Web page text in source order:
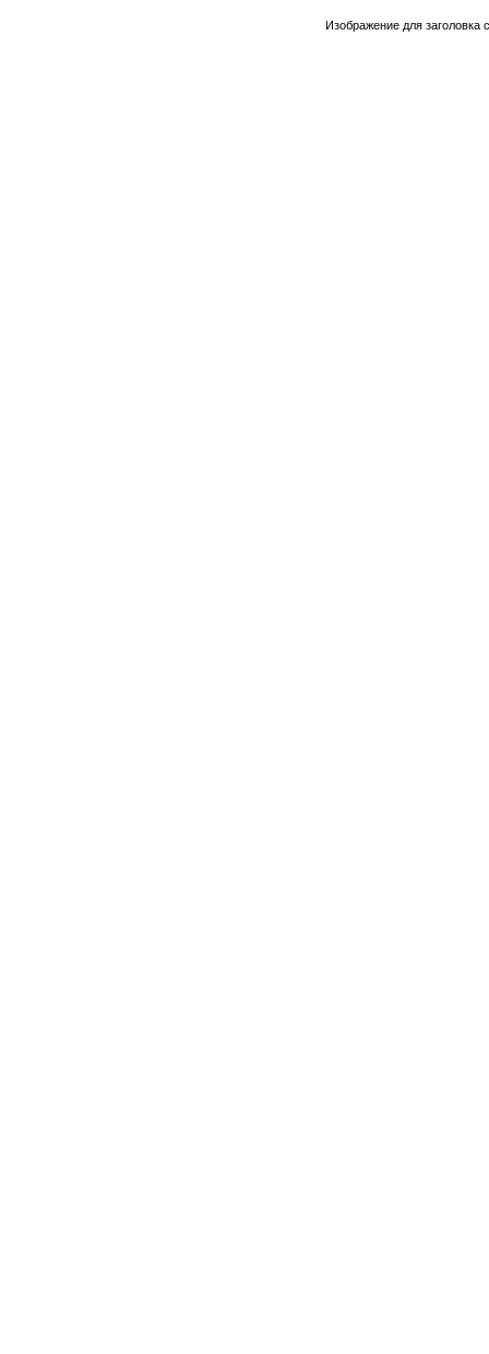
Изображение для